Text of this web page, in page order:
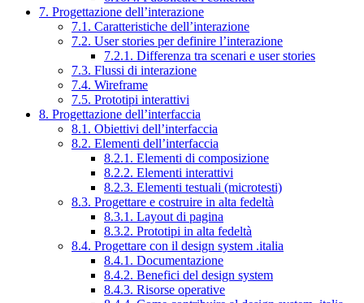
7. Progettazione dell’interazione
7.1. Caratteristiche dell’interazione
7.2. User stories per definire l’interazione
7.2.1. Differenza tra scenari e user stories
7.3. Flussi di interazione
7.4. Wireframe
7.5. Prototipi interattivi
8. Progettazione dell’interfaccia
8.1. Obiettivi dell’interfaccia
8.2. Elementi dell’interfaccia
8.2.1. Elementi di composizione
8.2.2. Elementi interattivi
8.2.3. Elementi testuali (microtesti)
8.3. Progettare e costruire in alta fedeltà
8.3.1. Layout di pagina
8.3.2. Prototipi in alta fedeltà
8.4. Progettare con il design system .italia
8.4.1. Documentazione
8.4.2. Benefici del design system
8.4.3. Risorse operative